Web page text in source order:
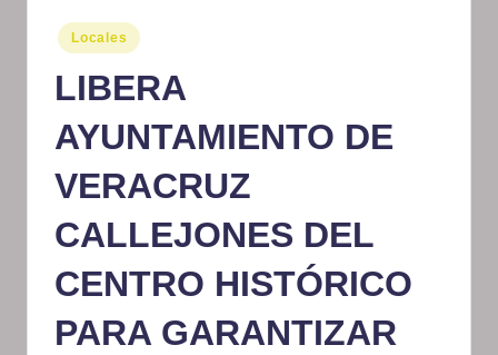
at
iv
o
Publicado
en
Locales
LIBERA
AYUNTAMIENTO DE
VERACRUZ
CALLEJONES DEL
CENTRO HISTÓRICO
PARA GARANTIZAR